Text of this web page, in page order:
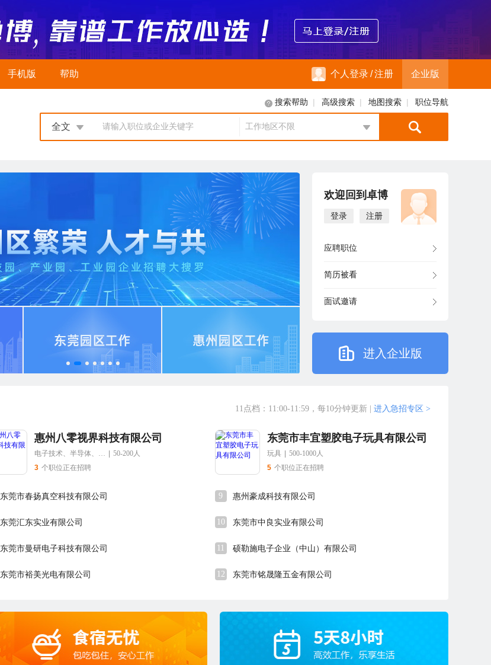
手机版 帮助 个人登录/注册 企业版
搜索帮助 | 高级搜索 | 地图搜索 | 职位导航
请输入职位或企业关键字
全文 工作地区不限
欢迎回到卓博
登录 注册
应聘职位
简历被看
面试邀请
进入企业版
11点档：11:00-11:59，每10分钟更新 进入急招专区 >
惠州八零视界科技有限公司
电子技术、半导体、集成电路
50-200人
3 个职位正在招聘
东莞市丰宜塑胶电子玩具有限公司
玩具
500-1000人
5 个职位正在招聘
东莞市春扬真空科技有限公司
东莞汇东实业有限公司
东莞市曼研电子科技有限公司
东莞市裕美光电有限公司
9 惠州豪成科技有限公司
10 东莞市中良实业有限公司
11 硕勒施电子企业（中山）有限公司
12 东莞市铭晟隆五金有限公司